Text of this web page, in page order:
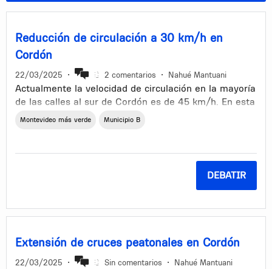
Reducción de circulación a 30 km/h en
Cordón
22/03/2025 • 2 comentarios • Nahué Mantuani
Actualmente la velocidad de circulación en la mayoría
de las calles al sur de Cordón es de 45 km/h. En esta
propuesta se plantea bajar la velocidad de las calles
incentivar la circulación activa. Los beneficios que
Mayor seguridad para ciclistas y peatones. Según la UNASEV
probabilidad de sobrevivir si el siniestro ocurre a 30km/h y
(UNASEV, 2024).
Reducción del tránsito vehicular en la zona, ya que, por lógica,
continuar por una vía principal o de mayor velocidad resulta más
Montevideo más verde Municipio B
DEBATIR
Extensión de cruces peatonales en Cordón
22/03/2025 • Sin comentarios • Nahué Mantuani